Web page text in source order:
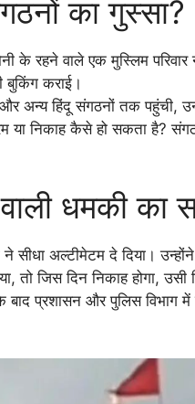
का गुस्सा?
के रहने वाले एक मुस्लिम
बुकिंग कराई।
और अन्य हिंदू संगठनों तक पहुंची,
या निकाह कैसे हो सकता है?
वाली धमकी का
ने सीधा अल्टीमेटम दे दिया।
तो जिस दिन निकाह होगा,
बाद प्रशासन और पुलिस